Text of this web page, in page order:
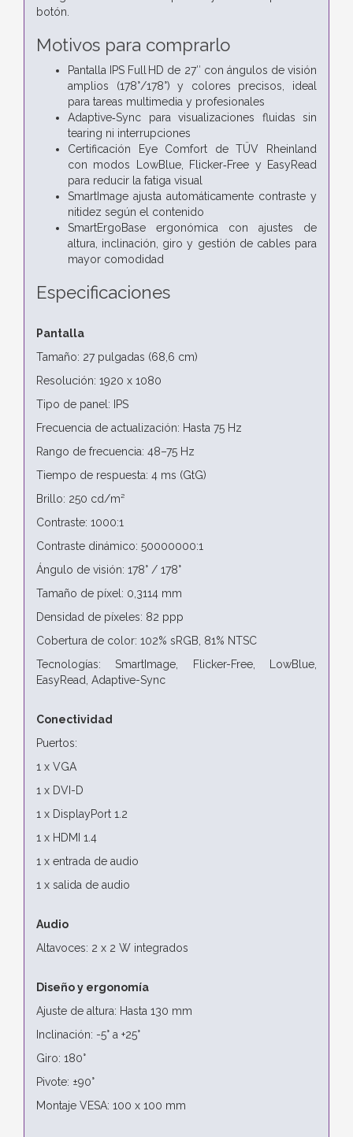
botón.
Motivos para comprarlo
Pantalla IPS Full HD de 27″ con ángulos de visión
amplios (178°/178°) y colores precisos, ideal
para tareas multimedia y profesionales
Adaptive‑Sync para visualizaciones fluidas sin
tearing ni interrupciones
Certificación Eye Comfort de TÜV Rheinland
con modos LowBlue, Flicker‑Free y EasyRead
para reducir la fatiga visual
SmartImage ajusta automáticamente contraste y
nitidez según el contenido
SmartErgoBase ergonómica con ajustes de
altura, inclinación, giro y gestión de cables para
mayor comodidad
Especificaciones
Pantalla
Tamaño: 27 pulgadas (68,6 cm)
Resolución: 1920 x 1080
Tipo de panel: IPS
Frecuencia de actualización: Hasta 75 Hz
Rango de frecuencia: 48–75 Hz
Tiempo de respuesta: 4 ms (GtG)
Brillo: 250 cd/m²
Contraste: 1000:1
Contraste dinámico: 50000000:1
Ángulo de visión: 178° / 178°
Tamaño de píxel: 0,3114 mm
Densidad de píxeles: 82 ppp
Cobertura de color: 102% sRGB, 81% NTSC
Tecnologías: SmartImage, Flicker-Free, LowBlue,
EasyRead, Adaptive-Sync
Conectividad
Puertos:
1 x VGA
1 x DVI-D
1 x DisplayPort 1.2
1 x HDMI 1.4
1 x entrada de audio
1 x salida de audio
Audio
Altavoces: 2 x 2 W integrados
Diseño y ergonomía
Ajuste de altura: Hasta 130 mm
Inclinación: -5° a +25°
Giro: 180°
Pivote: ±90°
Montaje VESA: 100 x 100 mm